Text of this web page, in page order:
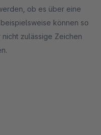
ob es über eine
können so
zulässige Zeichen